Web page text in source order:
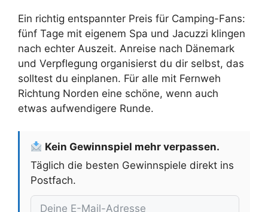
Ein richtig entspannter Preis für Camping-Fans:
fünf Tage mit eigenem Spa und Jacuzzi klingen
nach echter Auszeit. Anreise nach Dänemark
und Verpflegung organisierst du dir selbst, das
solltest du einplanen. Für alle mit Fernweh
Richtung Norden eine schöne, wenn auch
etwas aufwendigere Runde.
Kein Gewinnspiel mehr verpassen.
Täglich die besten Gewinnspiele direkt ins
Postfach.